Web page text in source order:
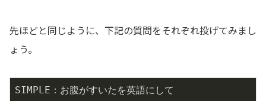
先ほどと同じように、下記の質問をそれぞれ投げてみまし
ょう。
SIMPLE：お腹がすいたを英語にして